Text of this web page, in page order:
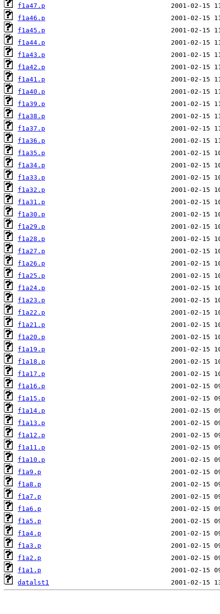
f1a47.p
f1a46.p
f1a45.p
f1a44.p
f1a43.p
f1a42.p
f1a41.p
f1a40.p
f1a39.p
f1a38.p
f1a37.p
f1a36.p
f1a35.p
f1a34.p
f1a33.p
f1a32.p
f1a31.p
f1a30.p
f1a29.p
f1a28.p
f1a27.p
f1a26.p
f1a25.p
f1a24.p
f1a23.p
f1a22.p
f1a21.p
f1a20.p
f1a19.p
f1a18.p
f1a17.p
f1a16.p
f1a15.p
f1a14.p
f1a13.p
f1a12.p
f1a11.p
f1a10.p
f1a9.p
f1a8.p
f1a7.p
f1a6.p
f1a5.p
f1a4.p
f1a3.p
f1a2.p
f1a1.p
datalst1